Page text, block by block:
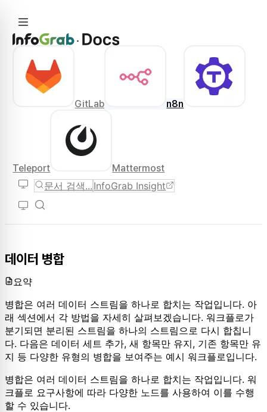
GitLab n8n
Teleport Mattermost
문서 검색... InfoGrab Insight
데이터 병합
요약
병합은 여러 데이터 스트림을 하나로 합치는 작업입니다. 아
래 섹션에서 각 방법을 자세히 살펴보겠습니다. 워크플로가
분기되면 분리된 스트림을 하나의 스트림으로 다시 합칩니
다. 다음은 데이터 세트 추가, 새 항목만 유지, 기존 항목만 유
지 등 다양한 유형의 병합을 보여주는 예시 워크플로입니다.
병합은 여러 데이터 스트림을 하나로 합치는 작업입니다. 워
크플로 요구사항에 따라 다양한 노드를 사용하여 이를 수행
할 수 있습니다.